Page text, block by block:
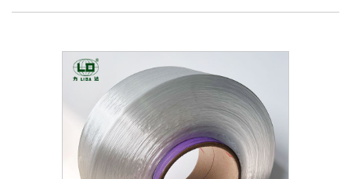
דער צוקונפֿט צו שאַפֿן אַ געווינען-געווינען סיטואַציע, און מיר
באַגריסן די געלעגנהייט צו זיין דיין לאַנג-טערמין שוטעף אין